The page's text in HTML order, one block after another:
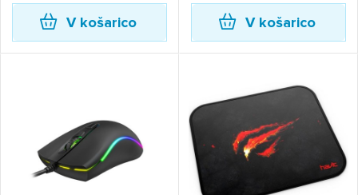
V košarico V košarico